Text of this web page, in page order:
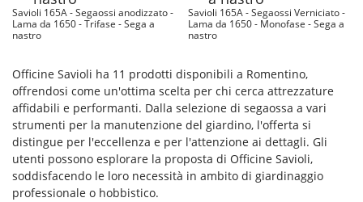
Savioli 165A - Segaossi anodizzato -
Lama da 1650 - Trifase - Sega a
nastro
Savioli 165A - Segaossi Verniciato -
Lama da 1650 - Monofase - Sega a
nastro
Officine Savioli ha 11 prodotti disponibili a Romentino,
offrendosi come un'ottima scelta per chi cerca attrezzature
affidabili e performanti. Dalla selezione di segaossa a vari
strumenti per la manutenzione del giardino, l'offerta si
distingue per l'eccellenza e per l'attenzione ai dettagli. Gli
utenti possono esplorare la proposta di Officine Savioli,
soddisfacendo le loro necessità in ambito di giardinaggio
professionale o hobbistico.